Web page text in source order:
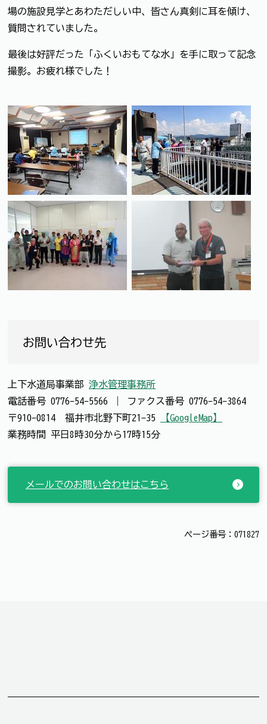
場の施設見学とあわただしい中、皆さん真剣に耳を傾け、
質問されていました。
最後は好評だった「ふくいおもてな水」を手に取って記念
撮影。お疲れ様でした！
お問い合わせ先
上下水道局事業部 浄水管理事務所
電話番号 0776-54-5566 ファクス番号 0776-54-3864
〒910-0814 福井市北野下町21-35
【GoogleMap】
業務時間 平日8時30分から17時15分
メールでのお問い合わせはこちら
ページ番号：071827